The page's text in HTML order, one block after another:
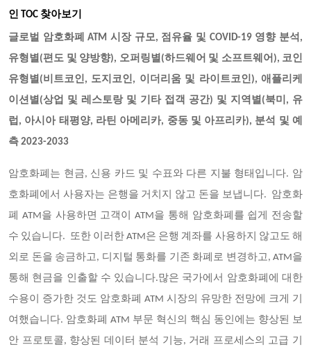
인 TOC 찾아보기
글로벌 암호화폐 ATM 시장 규모, 점유율 및 COVID-19 영향 분석,
유형별(편도 및 양방향), 오퍼링별(하드웨어 및 소프트웨어), 코인
유형별(비트코인, 도지코인, 이더리움 및 라이트코인), 애플리케
이션별(상업 및 레스토랑 및 기타 접객 공간) 및 지역별(북미, 유
럽, 아시아 태평양, 라틴 아메리카, 중동 및 아프리카), 분석 및 예
측 2023-2033
암호화폐는 현금, 신용 카드 및 수표와 다른 지불 형태입니다. 암
호화폐에서 사용자는 은행을 거치지 않고 돈을 보냅니다. 암호화
폐 ATM을 사용하면 고객이 ATM을 통해 암호화폐를 쉽게 전송할
수 있습니다. 또한 이러한 ATM은 은행 계좌를 사용하지 않고도 해
외로 돈을 송금하고, 디지털 통화를 기존 화폐로 변경하고, ATM을
통해 현금을 인출할 수 있습니다.많은 국가에서 암호화폐에 대한
수용이 증가한 것도 암호화폐 ATM 시장의 유망한 전망에 크게 기
여했습니다. 암호화폐 ATM 부문 혁신의 핵심 동인에는 향상된 보
안 프로토콜, 향상된 데이터 분석 기능, 거래 프로세스의 고급 기